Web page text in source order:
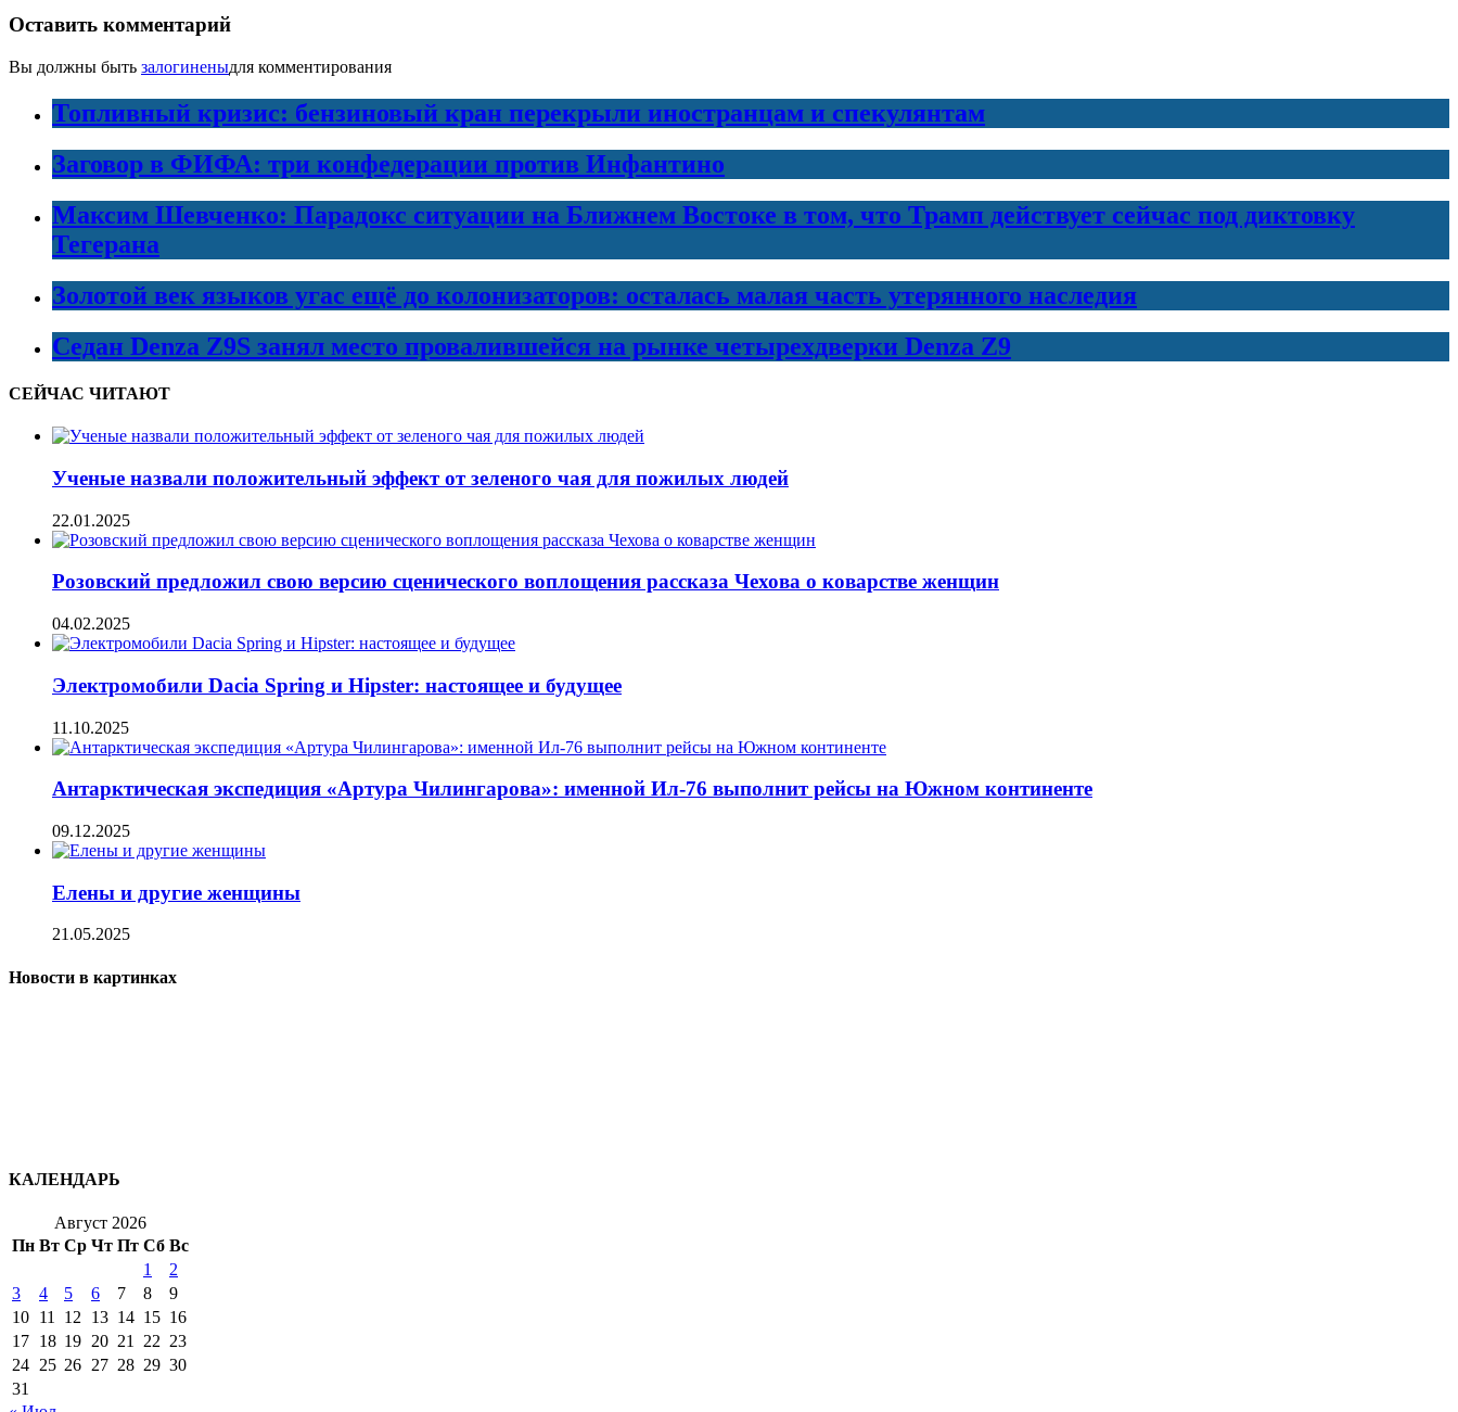
Оставить комментарий
Вы должны быть залогиненыдля комментирования
Топливный кризис: бензиновый кран перекрыли иностранцам и спекулянтам
Заговор в ФИФА: три конфедерации против Инфантино
Максим Шевченко: Парадокс ситуации на Ближнем Востоке в том, что Трамп действует сейчас под диктовку
Тегерана
Золотой век языков угас ещё до колонизаторов: осталась малая часть утерянного наследия
Седан Denza Z9S занял место провалившейся на рынке четырехдверки Denza Z9
СЕЙЧАС ЧИТАЮТ
Ученые назвали положительный эффект от зеленого чая для пожилых людей
22.01.2025
Розовский предложил свою версию сценического воплощения рассказа Чехова о коварстве женщин
04.02.2025
Электромобили Dacia Spring и Hipster: настоящее и будущее
11.10.2025
Антарктическая экспедиция «Артура Чилингарова»: именной Ил-76 выполнит рейсы на Южном континенте
09.12.2025
Елены и другие женщины
21.05.2025
Новости в картинках
КАЛЕНДАРЬ
Август 2026
Пн Вт Ср Чт Пт Сб Вс
1
2
3
4 5 6 7 8
9
10 11 12 13 14 15 16
17 18 19 20 21 22 23
24 25 26 27 28 29 30
31